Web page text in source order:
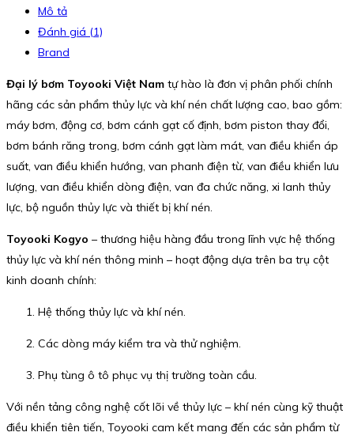
Mô tả
Đánh giá (1)
Brand
Đại lý bơm Toyooki Việt Nam tự hào là đơn vị phân phối chính
hãng các sản phẩm thủy lực và khí nén chất lượng cao, bao gồm:
máy bơm, động cơ, bơm cánh gạt cố định, bơm piston thay đổi,
bơm bánh răng trong, bơm cánh gạt làm mát, van điều khiển áp
suất, van điều khiển hướng, van phanh điện từ, van điều khiển lưu
lượng, van điều khiển dòng điện, van đa chức năng, xi lanh thủy
lực, bộ nguồn thủy lực và thiết bị khí nén.
Toyooki Kogyo – thương hiệu hàng đầu trong lĩnh vực hệ thống
thủy lực và khí nén thông minh – hoạt động dựa trên ba trụ cột
kinh doanh chính:
Hệ thống thủy lực và khí nén.
Các dòng máy kiểm tra và thử nghiệm.
Phụ tùng ô tô phục vụ thị trường toàn cầu.
Với nền tảng công nghệ cốt lõi về thủy lực – khí nén cùng kỹ thuật
điều khiển tiên tiến, Toyooki cam kết mang đến các sản phẩm từ